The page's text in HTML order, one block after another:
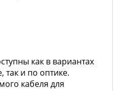
как в вариантах
так и по оптике.
кабеля для